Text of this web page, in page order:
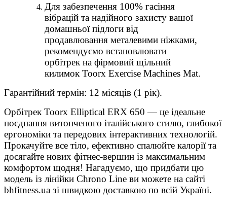
Для забезпечення 100% гасіння
вібрацій та надійного захисту вашої
домашньої підлоги від
продавлювання металевими ніжками,
рекомендуємо встановлювати
орбітрек на фірмовий щільний
килимок Toorx Exercise Machines Mat.
Гарантійний термін: 12 місяців (1 рік).
Орбітрек Toorx Elliptical ERX 650 — це ідеальне
поєднання витонченого італійського стилю, глибокої
ергономіки та передових інтерактивних технологій.
Прокачуйте все тіло, ефективно спалюйте калорії та
досягайте нових фітнес-вершин із максимальним
комфортом щодня! Нагадуємо, що придбати цю
модель із лінійки Chrono Line ви можете на сайті
bhfitness.ua зі швидкою доставкою по всій Україні.